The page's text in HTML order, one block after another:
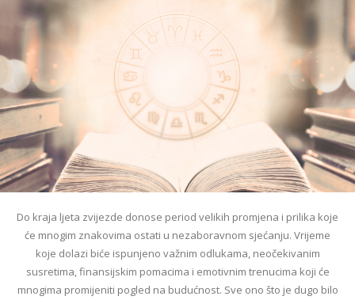
Do kraja ljeta zvijezde donose period velikih promjena i prilika koje
će mnogim znakovima ostati u nezaboravnom sjećanju. Vrijeme
koje dolazi biće ispunjeno važnim odlukama, neočekivanim
susretima, finansijskim pomacima i emotivnim trenucima koji će
mnogima promijeniti pogled na budućnost. Sve ono što je dugo bilo